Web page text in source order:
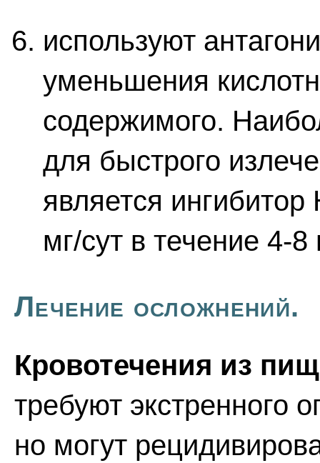
используют
уменьшения
содержимого.
для быстрого
является
мг/сут в течение 4-8
Лечение осложнений.
Кровотечения из
требуют экстренного
но могут